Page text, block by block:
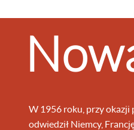
W 1956 roku, przy okazji
odwiedził Niemcy,